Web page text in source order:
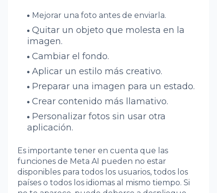
Mejorar una foto antes de enviarla.
Quitar un objeto que molesta en la
imagen.
Cambiar el fondo.
Aplicar un estilo más creativo.
Preparar una imagen para un estado.
Crear contenido más llamativo.
Personalizar fotos sin usar otra
aplicación.
Es importante tener en cuenta que las
funciones de Meta AI pueden no estar
disponibles para todos los usuarios, todos los
países o todos los idiomas al mismo tiempo. Si